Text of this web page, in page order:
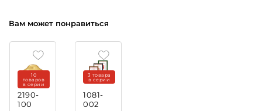
Вам может понравиться
2190-
100
10
товаров
в серии
1081-
002
3 товара
в серии